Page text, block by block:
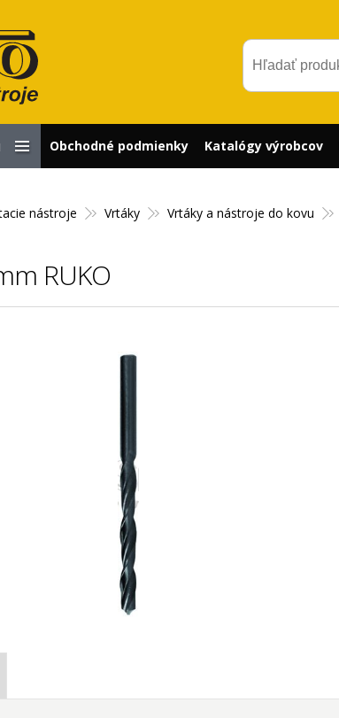
nástroje Vrtáky Vrtáky a nástroje do kovu
RUKO
Obchodné podmienky Katalógy výrobcov